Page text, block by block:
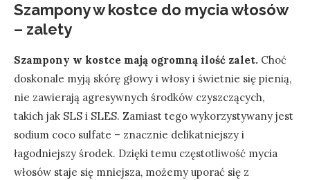
Szampony w kostce do mycia włosów
– zalety
Szampony w kostce mają ogromną ilość zalet. Choć
doskonale myją skórę głowy i włosy i świetnie się pienią,
nie zawierają agresywnych środków czyszczących,
takich jak SLS i SLES. Zamiast tego wykorzystywany jest
sodium coco sulfate – znacznie delikatniejszy i
łagodniejszy środek. Dzięki temu częstotliwość mycia
włosów staje się mniejsza, możemy uporać się z